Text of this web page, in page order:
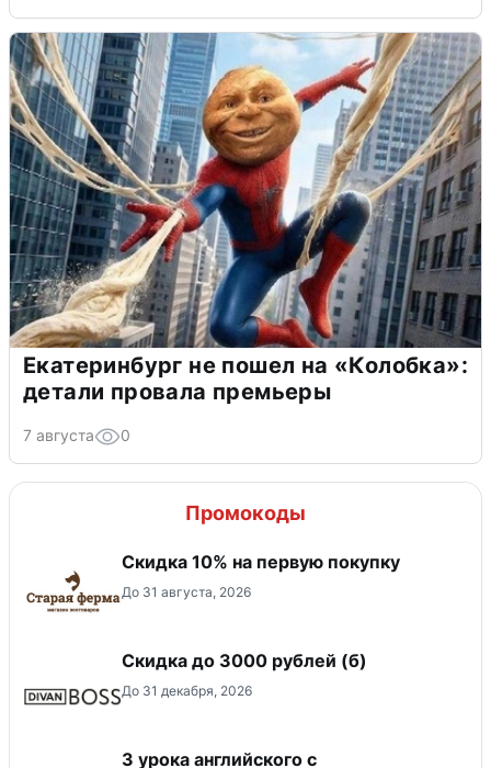
Екатеринбург не пошел на «Колобка»:
детали провала премьеры
7 августа 0
Промокоды
Скидка​ 10% на первую покупку
До 31 августа, 2026
Скидка до 3000 рублей (б)
До 31 декабря, 2026
3 урока английского с